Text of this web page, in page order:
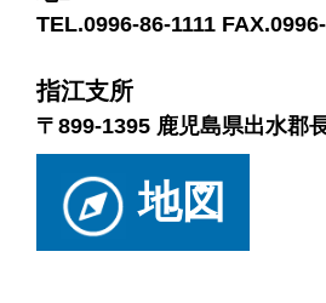
TEL.0996-86-1111
指江支所
〒899-1395 鹿児島県出水郡
地図